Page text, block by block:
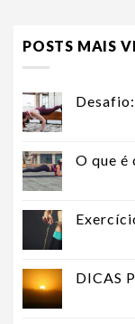
POSTS MAIS
O que é
DICAS